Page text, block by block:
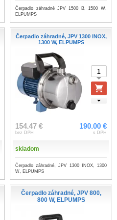
Čerpadlo záhradné JPV 1500 B, 1500 W,
ELPUMPS
Čerpadlo záhradné, JPV 1300 INOX,
1300 W, ELPUMPS
154.47 €
bez DPH
190.00 €
s DPH
skladom
Čerpadlo záhradné, JPV 1300 INOX, 1300
W, ELPUMPS
Čerpadlo záhradné, JPV 800,
800 W, ELPUMPS